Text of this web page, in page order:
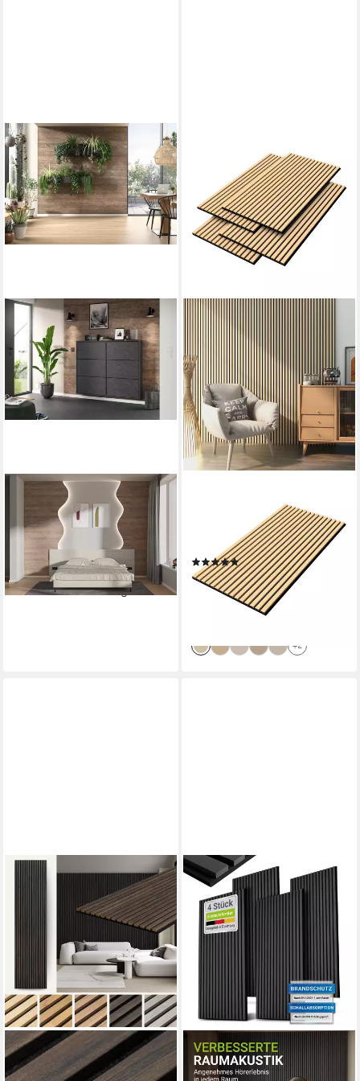
Wandpaneel EGGER
Wandpaneel DecoWall DO002
Annaba Eiche Natur, 2,48m²
69,34 €
(27,96 €/ 1 qm)
lieferbar - in 5-6 Werktagen bei dir
3D Wandpaneel, (Set, 4-tlg)
»Vang« Akustik Wandpaneel
im 4er Set Eiche
(72)
83,99 € 117,99 €
(29,16 €/ 1 qm)
+2